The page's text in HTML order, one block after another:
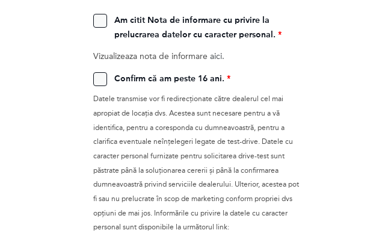
Am citit Nota de informare cu privire la
prelucrarea datelor cu caracter personal. *
Vizualizeaza nota de informare aici.
Confirm că am peste 16 ani. *
Datele transmise vor fi redirecţionate către dealerul cel mai
apropiat de locația dvs. Acestea sunt necesare pentru a vă
identifica, pentru a coresponda cu dumneavoastră, pentru a
clarifica eventuale neînțelegeri legate de test-drive. Datele cu
caracter personal furnizate pentru solicitarea drive-test sunt
păstrate până la soluționarea cererii și până la confirmarea
dumneavoastră privind serviciile dealerului. Ulterior, acestea pot
fi sau nu prelucrate în scop de marketing conform propriei dvs
opțiuni de mai jos. Informările cu privire la datele cu caracter
personal sunt disponibile la următorul link: